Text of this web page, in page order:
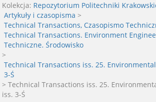
Kolekcja: Repozytorium Politechniki
Artykuły i czasopisma >
Technical Transactions, Czasopismo
Technical Transactions. Environment
Techniczne. Środowisko
>
Technical Transactions iss. 25.
3-Ś
> Technical Transactions iss. 25.
iss. 3-Ś